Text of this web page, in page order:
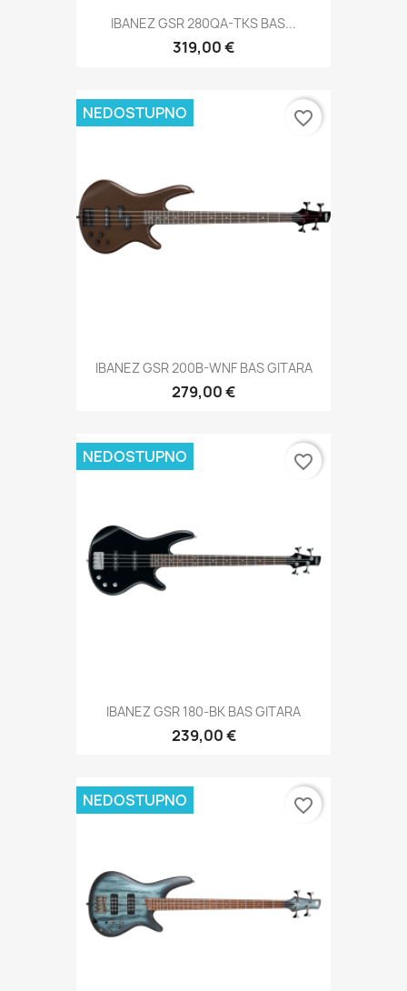
IBANEZ GSR 280QA-TKS BAS...
319,00 €
IBANEZ GSR 200B-WNF BAS GITARA
279,00 €
NEDOSTUPNO favorite_border
IBANEZ GSR 180-BK BAS GITARA
239,00 €
NEDOSTUPNO favorite_border
NEDOSTUPNO favorite_border